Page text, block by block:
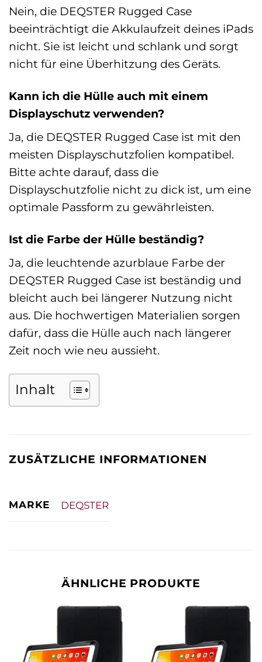
Nein, die DEQSTER Rugged Case
beeinträchtigt die Akkulaufzeit deines iPads
nicht. Sie ist leicht und schlank und sorgt
nicht für eine Überhitzung des Geräts.
Kann ich die Hülle auch mit einem
Displayschutz verwenden?
Ja, die DEQSTER Rugged Case ist mit den
meisten Displayschutzfolien kompatibel.
Bitte achte darauf, dass die
Displayschutzfolie nicht zu dick ist, um eine
optimale Passform zu gewährleisten.
Ist die Farbe der Hülle beständig?
Ja, die leuchtende azurblaue Farbe der
DEQSTER Rugged Case ist beständig und
bleicht auch bei längerer Nutzung nicht
aus. Die hochwertigen Materialien sorgen
dafür, dass die Hülle auch nach längerer
Zeit noch wie neu aussieht.
Inhalt
ZUSÄTZLICHE INFORMATIONEN
MARKE DEQSTER
ÄHNLICHE PRODUKTE